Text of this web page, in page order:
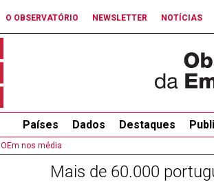
O OBSERVATÓRIO NEWSLETTER NOTÍCIAS
Países Dados Destaques
OEm nos média
Mais de 60.000